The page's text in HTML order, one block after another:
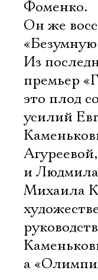
Фоменко.
Он же
Из
премьер
это плод
усилий
и
Михаила
а